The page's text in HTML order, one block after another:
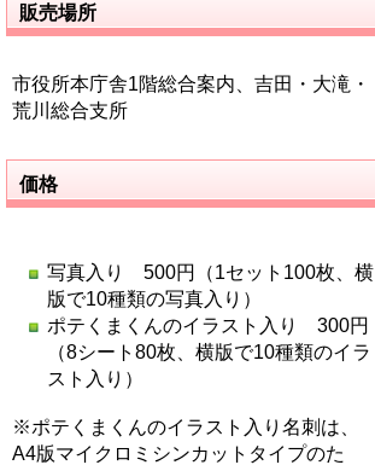
販売場所
市役所本庁舎1階総合案内、吉田・大滝・
荒川総合支所
価格
写真入り 500円（1セット100枚、横
版で10種類の写真入り）
ポテくまくんのイラスト入り 300円
（8シート80枚、横版で10種類のイラ
スト入り）
※ポテくまくんのイラスト入り名刺は、
A4版マイクロミシンカットタイプのた